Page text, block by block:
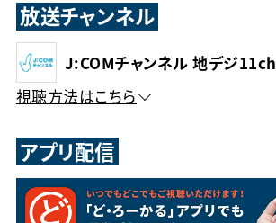
放送チャンネル
J:COMチャンネル 地デジ11ch
視聴方法はこちら
アプリ配信